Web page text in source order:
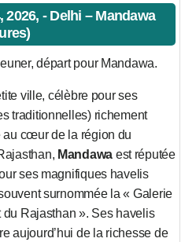
2026, - Delhi – Mandawa
départ pour Mandawa.
ville, célèbre pour ses
traditionnelles) richement
au cœur de la région du
Mandawa est réputée
ses magnifiques havelis
surnommée la « Galerie
du Rajasthan ». Ses havelis
aujourd’hui de la richesse de